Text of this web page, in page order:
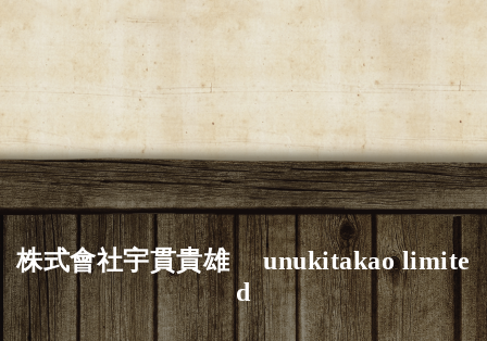
株式會社宇貫貴雄 unukitakao limite
d